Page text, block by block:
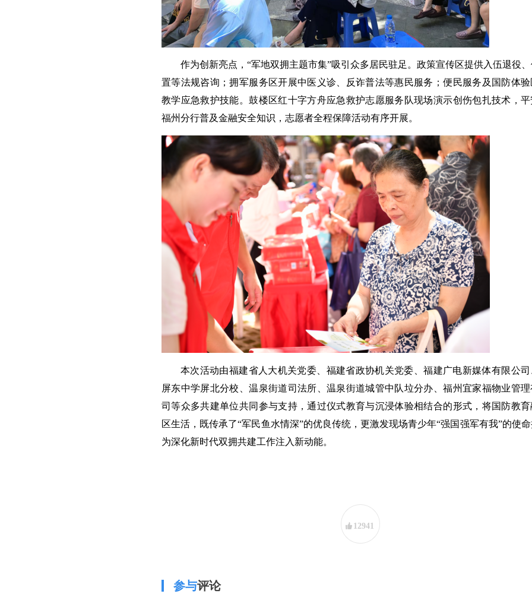
作为创新亮点，“军地双拥主题市集”吸引众多居民驻足。政策宣传区提供入伍退役
置等法规咨询；拥军服务区开展中医义诊、反诈普法等惠民服务；便民服务及国防体验
教学应急救护技能。鼓楼区红十字方舟应急救护志愿服务队现场演示创伤包扎技术，
福州分行普及金融安全知识，志愿者全程保障活动有序开展。
本次活动由福建省人大机关党委、福建省政协机关党委、福建广电新媒体有限公司
屏东中学屏北分校、温泉街道司法所、温泉街道城管中队垃分办、福州宜家福物业管
司等众多共建单位共同参与支持，通过仪式教育与沉浸体验相结合的形式，将国防教育
区生活，既传承了“军民鱼水情深”的优良传统，更激发现场青少年“强国强军有我”的使命
为深化新时代双拥共建工作注入新动能。
12941
参与评论